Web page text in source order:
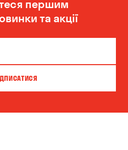
першим
та акції